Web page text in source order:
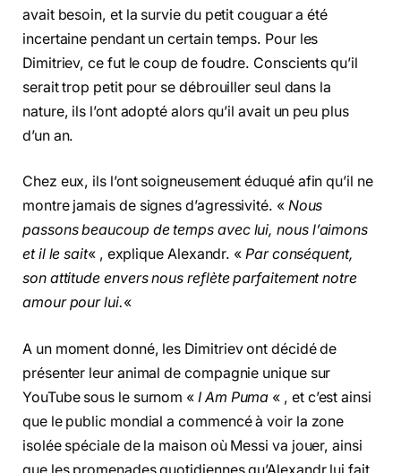
avait besoin, et la survie du petit couguar a été
incertaine pendant un certain temps. Pour les
Dimitriev, ce fut le coup de foudre. Conscients qu’il
serait trop petit pour se débrouiller seul dans la
nature, ils l’ont adopté alors qu’il avait un peu plus
d’un an.
Chez eux, ils l’ont soigneusement éduqué afin qu’il ne
montre jamais de signes d’agressivité. « Nous
passons beaucoup de temps avec lui, nous l’aimons
et il le sait« , explique Alexandr. « Par conséquent,
son attitude envers nous reflète parfaitement notre
amour pour lui.«
A un moment donné, les Dimitriev ont décidé de
présenter leur animal de compagnie unique sur
YouTube sous le surnom « I Am Puma « , et c’est ainsi
que le public mondial a commencé à voir la zone
isolée spéciale de la maison où Messi va jouer, ainsi
que les promenades quotidiennes qu’Alexandr lui fait